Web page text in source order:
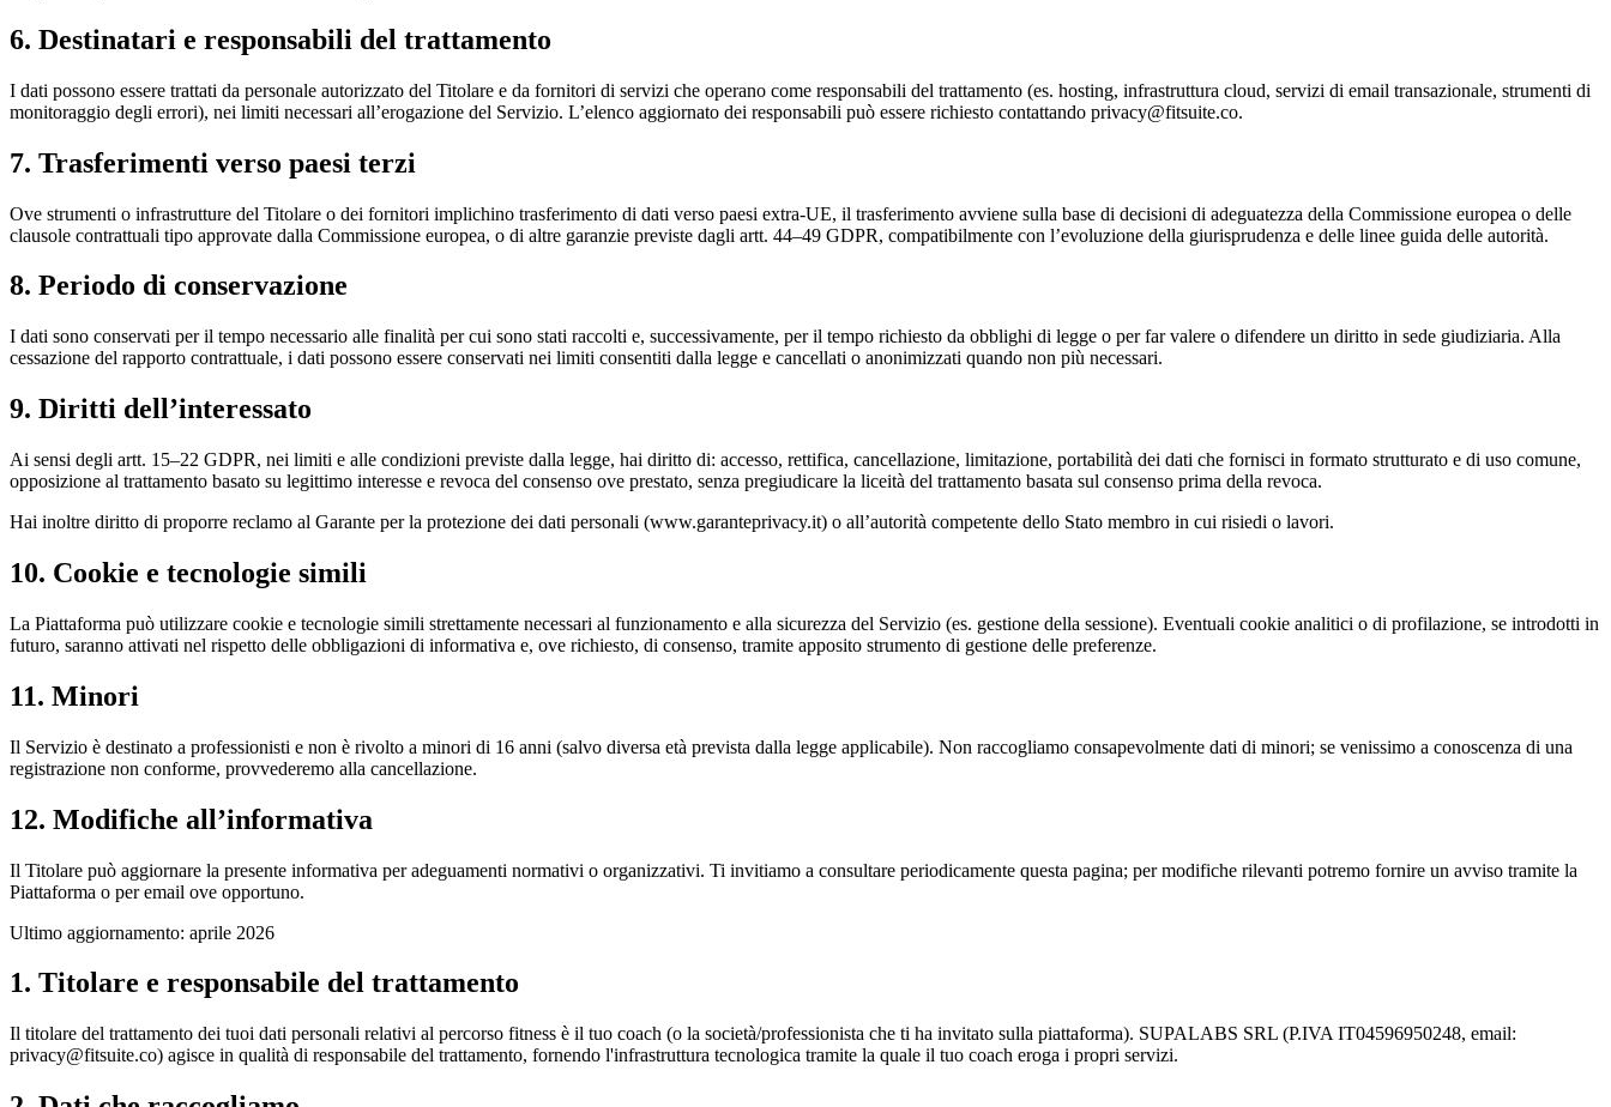
6. Destinatari e responsabili del trattamento
I dati possono essere trattati da personale autorizzato del Titolare e da fornitori di servizi che operano come responsabili del trattamento (es. hosting, infrastruttura cloud, servizi di email transazionale, strumenti di
monitoraggio degli errori), nei limiti necessari all’erogazione del Servizio. L’elenco aggiornato dei responsabili può essere richiesto contattando privacy@fitsuite.co.
7. Trasferimenti verso paesi terzi
Ove strumenti o infrastrutture del Titolare o dei fornitori implichino trasferimento di dati verso paesi extra-UE, il trasferimento avviene sulla base di decisioni di adeguatezza della Commissione europea o delle
clausole contrattuali tipo approvate dalla Commissione europea, o di altre garanzie previste dagli artt. 44–49 GDPR, compatibilmente con l’evoluzione della giurisprudenza e delle linee guida delle autorità.
8. Periodo di conservazione
I dati sono conservati per il tempo necessario alle finalità per cui sono stati raccolti e, successivamente, per il tempo richiesto da obblighi di legge o per far valere o difendere un diritto in sede giudiziaria. Alla
cessazione del rapporto contrattuale, i dati possono essere conservati nei limiti consentiti dalla legge e cancellati o anonimizzati quando non più necessari.
9. Diritti dell’interessato
Ai sensi degli artt. 15–22 GDPR, nei limiti e alle condizioni previste dalla legge, hai diritto di: accesso, rettifica, cancellazione, limitazione, portabilità dei dati che fornisci in formato strutturato e di uso comune,
opposizione al trattamento basato su legittimo interesse e revoca del consenso ove prestato, senza pregiudicare la liceità del trattamento basata sul consenso prima della revoca.
Hai inoltre diritto di proporre reclamo al Garante per la protezione dei dati personali (www.garanteprivacy.it) o all’autorità competente dello Stato membro in cui risiedi o lavori.
10. Cookie e tecnologie simili
La Piattaforma può utilizzare cookie e tecnologie simili strettamente necessari al funzionamento e alla sicurezza del Servizio (es. gestione della sessione). Eventuali cookie analitici o di profilazione, se introdotti in
futuro, saranno attivati nel rispetto delle obbligazioni di informativa e, ove richiesto, di consenso, tramite apposito strumento di gestione delle preferenze.
11. Minori
Il Servizio è destinato a professionisti e non è rivolto a minori di 16 anni (salvo diversa età prevista dalla legge applicabile). Non raccogliamo consapevolmente dati di minori; se venissimo a conoscenza di una
registrazione non conforme, provvederemo alla cancellazione.
12. Modifiche all’informativa
Il Titolare può aggiornare la presente informativa per adeguamenti normativi o organizzativi. Ti invitiamo a consultare periodicamente questa pagina; per modifiche rilevanti potremo fornire un avviso tramite la
Piattaforma o per email ove opportuno.
Ultimo aggiornamento: aprile 2026
1. Titolare e responsabile del trattamento
Il titolare del trattamento dei tuoi dati personali relativi al percorso fitness è il tuo coach (o la società/professionista che ti ha invitato sulla piattaforma). SUPALABS SRL (P.IVA IT04596950248, email:
privacy@fitsuite.co) agisce in qualità di responsabile del trattamento, fornendo l'infrastruttura tecnologica tramite la quale il tuo coach eroga i propri servizi.